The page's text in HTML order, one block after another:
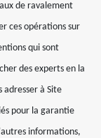
de ravalement
ces opérations sur
qui sont
des experts en la
adresser à Site
pour la garantie
informations,